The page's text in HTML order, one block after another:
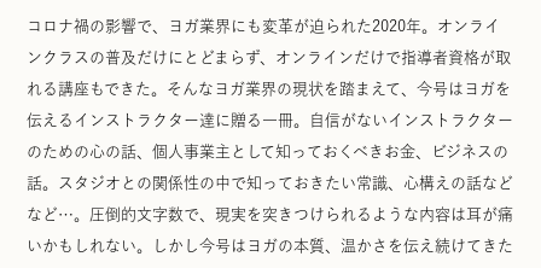
コロナ禍の影響で、ヨガ業界にも変革が迫られた2020年。オンライ
ンクラスの普及だけにとどまらず、オンラインだけで指導者資格が取
れる講座もできた。そんなヨガ業界の現状を踏まえて、今号はヨガを
伝えるインストラクター達に贈る一冊。自信がないインストラクター
のための心の話、個人事業主として知っておくべきお金、ビジネスの
話。スタジオとの関係性の中で知っておきたい常識、心構えの話など
など…。圧倒的文字数で、現実を突きつけられるような内容は耳が痛
いかもしれない。しかし今号はヨガの本質、温かさを伝え続けてきた